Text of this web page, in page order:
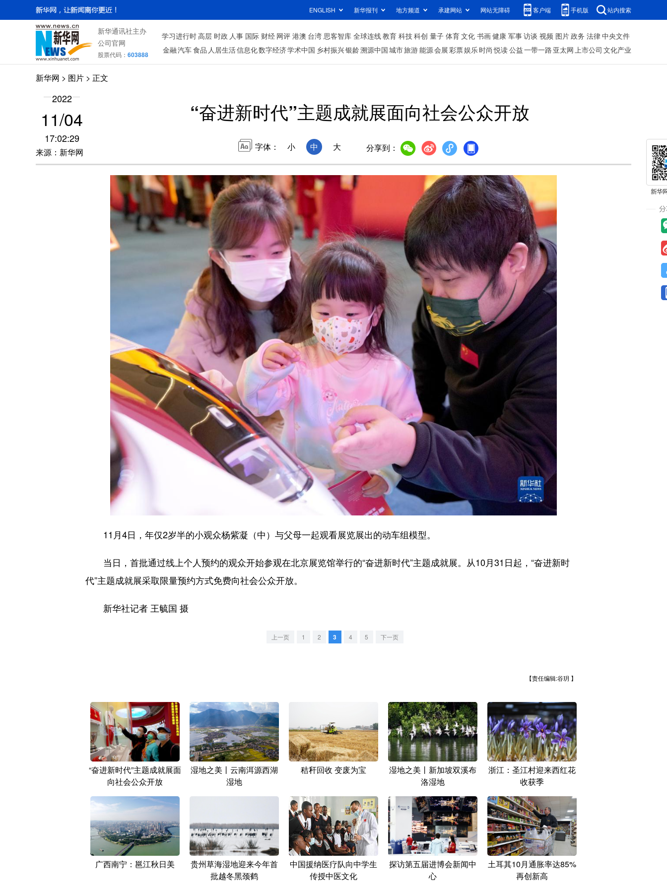
ENGLISH 新华报刊 地方频道 承建网站 网站无障碍 客户端 手机版 站内搜索
新华通讯社主办
公司官网
股票代码： 603888
学习进行时高层 时政 人事 国际 财经 网评 港澳 台湾 思客智库 全球连线教育 科技科创 量子 体育文化 书画健康 军事访谈 视频 图片政务 法律中央文件
金融汽车食品 人居生活信息化数字经济学术中国 乡村振兴银龄溯源中国城市旅游能源会展彩票娱乐时尚 悦读公益一带一路 亚太网上市公司 文化产业
新华网 > 图片 > 正文
2022
11/04
17:02:29
来源：新华网
“奋进新时代”主题成就展面向社会公众开放
字体： 小 中 大 分享到：
11月4日，年仅2岁半的小观众杨紫凝（中）与父母一起观看展览展出的动车组模型。
当日，首批通过线上个人预约的观众开始参观在北京展览馆举行的“奋进新时代”主题成就展。从10月31日起，“奋进新时
代”主题成就展采取限量预约方式免费向社会公众开放。
新华社记者 王毓国 摄
上一页 1 2 3 4 5 下一页
【责任编辑:谷玥 】
“奋进新时代”主题成就展面
向社会公众开放
湿地之美丨云南洱源西湖
湿地
秸秆回收 变废为宝
湿地之美丨新加坡双溪布
洛湿地
浙江：圣江村迎来西红花
收获季
广西南宁：邕江秋日美
贵州草海湿地迎来今年首
批越冬黑颈鹤
中国援纳医疗队向中学生
传授中医文化
探访第五届进博会新闻中
心
土耳其10月通胀率达85%
再创新高